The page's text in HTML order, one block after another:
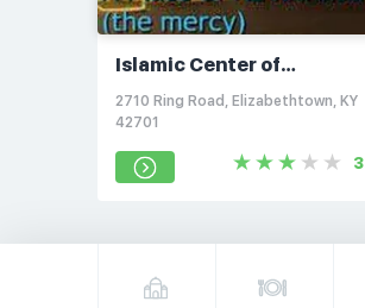
Islamic Center of
Elizabethtown
2710 Ring Road, Elizabethtown, KY
42701
3